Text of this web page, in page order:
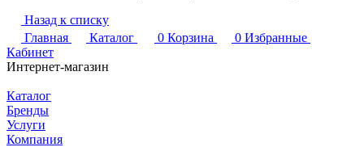
Назад к списку
Главная
Каталог 0 Корзина 0 Избранные
Кабинет
Интернет-магазин
Каталог
Бренды
Услуги
Компания